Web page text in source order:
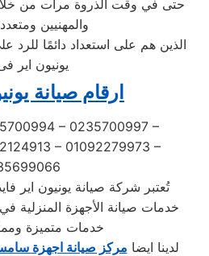
حتى في وقت الذروة مرات من خلال
والمهنيين
الذين هم على استعداد دائمًا للرد
يونيون اير
ارقام صيانة
– 0235700997 –
– 01092279973 –
تُعتبر شركة صيانة يونيون اير
خدمات صيانة الأجهزة المنزلية
خدمات متميزة
لدينا ايضا مركز صيانة اجهزة